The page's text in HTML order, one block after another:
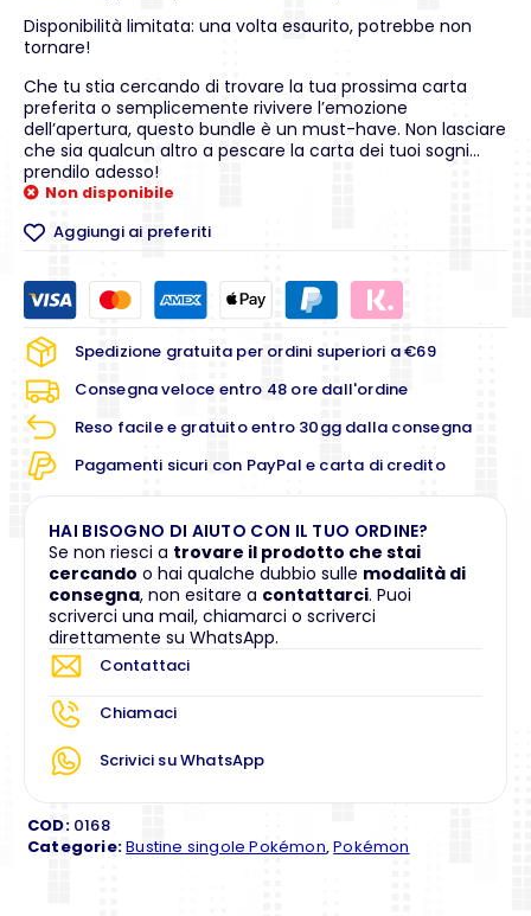
Disponibilità limitata: una volta esaurito, potrebbe non
tornare!
Che tu stia cercando di trovare la tua prossima carta
preferita o semplicemente rivivere l’emozione
dell’apertura, questo bundle è un must-have. Non lasciare
che sia qualcun altro a pescare la carta dei tuoi sogni…
prendilo adesso!
Non disponibile
Aggiungi ai preferiti
Spedizione gratuita per ordini superiori a €69
Consegna veloce entro 48 ore dall'ordine
Reso facile e gratuito entro 30gg dalla consegna
Pagamenti sicuri con PayPal e carta di credito
HAI BISOGNO DI AIUTO CON IL TUO ORDINE?
Se non riesci a trovare il prodotto che stai
cercando o hai qualche dubbio sulle modalità di
consegna, non esitare a contattarci. Puoi
scriverci una mail, chiamarci o scriverci
direttamente su WhatsApp.
Contattaci
Chiamaci
Scrivici su WhatsApp
COD: 0168
Categorie:Bustine singole Pokémon,Pokémon